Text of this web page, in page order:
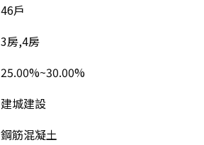
46戶
3房,4房
25.00%~30.00%
建城建設
鋼筋混凝土